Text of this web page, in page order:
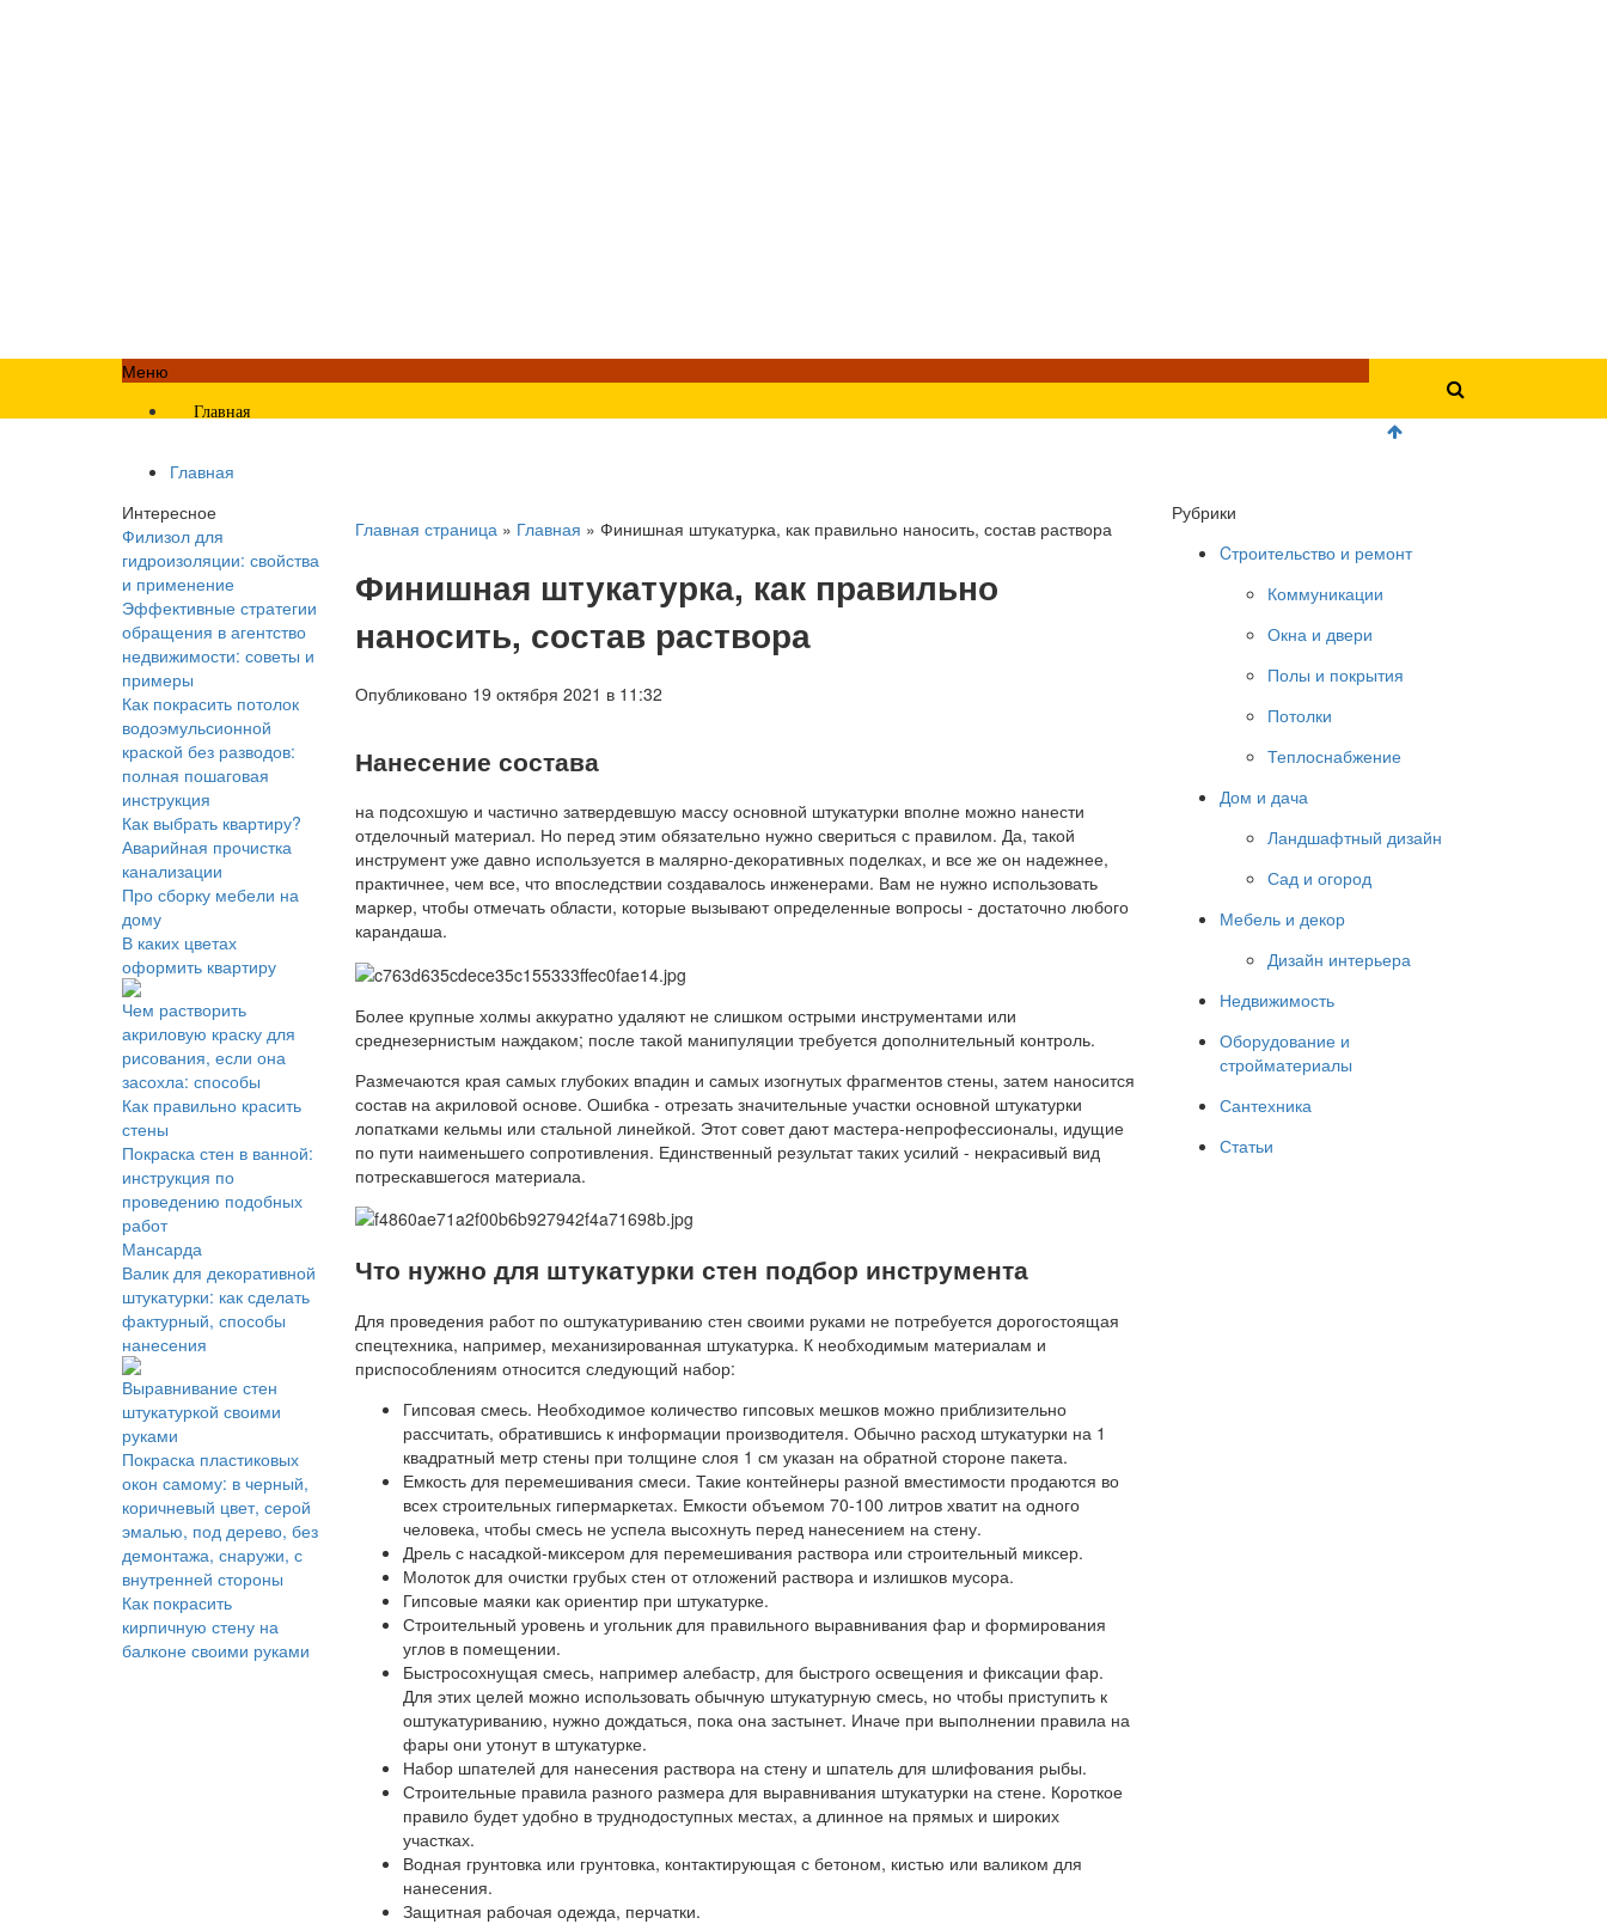
Меню
Главная
Главная
Главная страница » Главная » Финишная штукатурка, как правильно наносить, состав раствора
Финишная штукатурка, как правильно
наносить, состав раствора
Опубликовано 19 октября 2021 в 11:32
Нанесение состава
на подсохшую и частично затвердевшую массу основной штукатурки вполне можно нанести
отделочный материал. Но перед этим обязательно нужно свериться с правилом. Да, такой
инструмент уже давно используется в малярно-декоративных поделках, и все же он надежнее,
практичнее, чем все, что впоследствии создавалось инженерами. Вам не нужно использовать
маркер, чтобы отмечать области, которые вызывают определенные вопросы - достаточно любого
карандаша.
Более крупные холмы аккуратно удаляют не слишком острыми инструментами или
среднезернистым наждаком; после такой манипуляции требуется дополнительный контроль.
Размечаются края самых глубоких впадин и самых изогнутых фрагментов стены, затем наносится
состав на акриловой основе. Ошибка - отрезать значительные участки основной штукатурки
лопатками кельмы или стальной линейкой. Этот совет дают мастера-непрофессионалы, идущие
по пути наименьшего сопротивления. Единственный результат таких усилий - некрасивый вид
потрескавшегося материала.
Что нужно для штукатурки стен подбор инструмента
Для проведения работ по оштукатуриванию стен своими руками не потребуется дорогостоящая
спецтехника, например, механизированная штукатурка. К необходимым материалам и
приспособлениям относится следующий набор:
Гипсовая смесь. Необходимое количество гипсовых мешков можно приблизительно
рассчитать, обратившись к информации производителя. Обычно расход штукатурки на 1
квадратный метр стены при толщине слоя 1 см указан на обратной стороне пакета.
Емкость для перемешивания смеси. Такие контейнеры разной вместимости продаются во
всех строительных гипермаркетах. Емкости объемом 70-100 литров хватит на одного
человека, чтобы смесь не успела высохнуть перед нанесением на стену.
Дрель с насадкой-миксером для перемешивания раствора или строительный миксер.
Молоток для очистки грубых стен от отложений раствора и излишков мусора.
Гипсовые маяки как ориентир при штукатурке.
Строительный уровень и угольник для правильного выравнивания фар и формирования
углов в помещении.
Быстросохнущая смесь, например алебастр, для быстрого освещения и фиксации фар.
Для этих целей можно использовать обычную штукатурную смесь, но чтобы приступить к
оштукатуриванию, нужно дождаться, пока она застынет. Иначе при выполнении правила на
фары они утонут в штукатурке.
Набор шпателей для нанесения раствора на стену и шпатель для шлифования рыбы.
Строительные правила разного размера для выравнивания штукатурки на стене. Короткое
правило будет удобно в труднодоступных местах, а длинное на прямых и широких
участках.
Водная грунтовка или грунтовка, контактирующая с бетоном, кистью или валиком для
нанесения.
Защитная рабочая одежда, перчатки.
Рубрики
Cтроительство и ремонт
Коммуникации
Окна и двери
Полы и покрытия
Потолки
Теплоснабжение
Дом и дача
Ландшафтный дизайн
Сад и огород
Мебель и декор
Дизайн интерьера
Недвижимость
Оборудование и
стройматериалы
Сантехника
Статьи
Интересное
Филизол для
гидроизоляции: свойства
и применение
Эффективные стратегии
обращения в агентство
недвижимости: советы и
примеры
Как покрасить потолок
водоэмульсионной
краской без разводов:
полная пошаговая
инструкция
Как выбрать квартиру?
Аварийная прочистка
канализации
Про сборку мебели на
дому
В каких цветах
оформить квартиру
Чем растворить
акриловую краску для
рисования, если она
засохла: способы
Как правильно красить
стены
Покраска стен в ванной:
инструкция по
проведению подобных
работ
Мансарда
Валик для декоративной
штукатурки: как сделать
фактурный, способы
нанесения
Выравнивание стен
штукатуркой своими
руками
Покраска пластиковых
окон самому: в черный,
коричневый цвет, серой
эмалью, под дерево, без
демонтажа, снаружи, с
внутренней стороны
Как покрасить
кирпичную стену на
балконе своими руками